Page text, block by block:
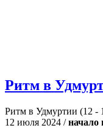
Ритм в
Ритм в Удмуртии (12 -
12 июля 2024 /начало